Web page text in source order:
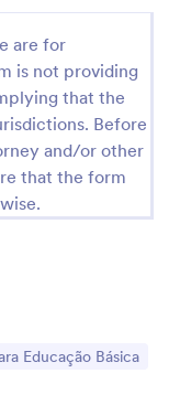
are for
is not providing
that the
Before
and/or other
that the form
Educação Básica
qualquer